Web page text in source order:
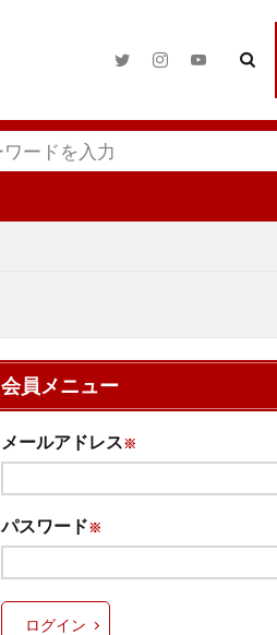
会員メニュー
メールアドレス※
パスワード※
ログイン